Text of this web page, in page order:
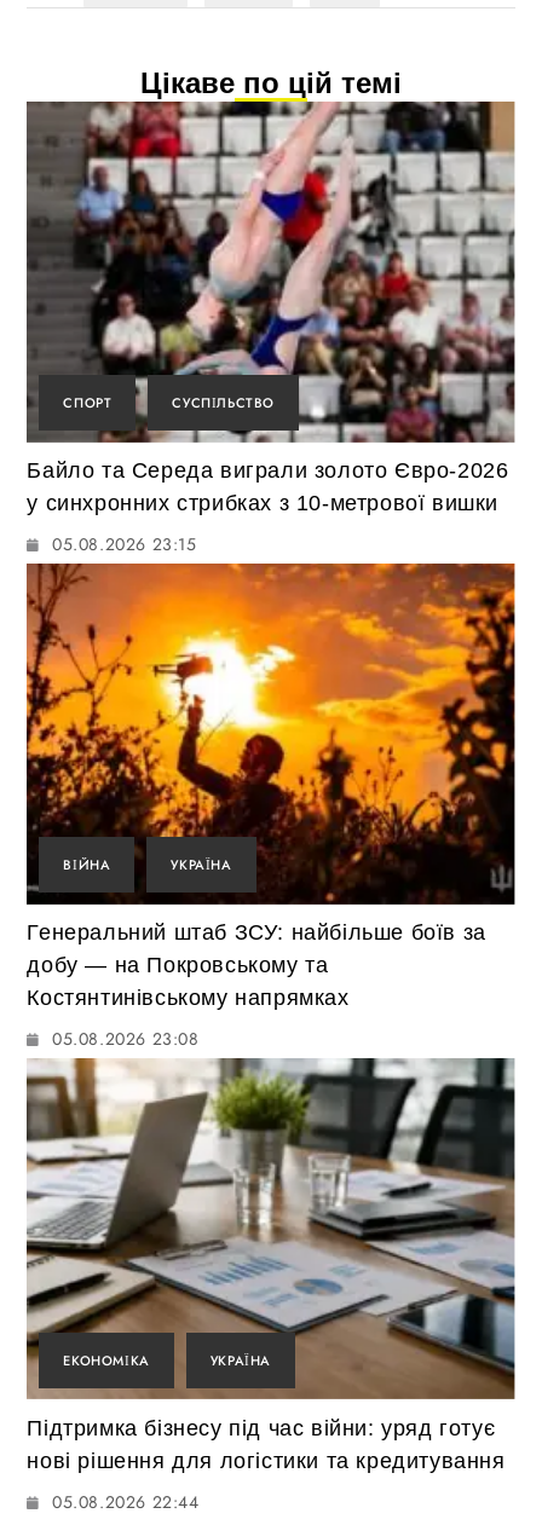
Цікаве по цій темі
СПОРТ СУСПІЛЬСТВО
Байло та Середа виграли золото Євро-2026
у синхронних стрибках з 10-метрової вишки
05.08.2026 23:15
ВІЙНА УКРАЇНА
Генеральний штаб ЗСУ: найбільше боїв за
добу — на Покровському та
Костянтинівському напрямках
05.08.2026 23:08
ЕКОНОМІКА УКРАЇНА
Підтримка бізнесу під час війни: уряд готує
нові рішення для логістики та кредитування
05.08.2026 22:44